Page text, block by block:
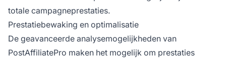
totale campagneprestaties.
Prestatiebewaking en optimalisatie
De geavanceerde analysemogelijkheden van
PostAffiliatePro maken het mogelijk om prestaties